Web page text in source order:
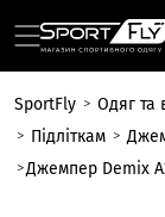
SportFly Одяг та
Підліткам
Джемпер Demix